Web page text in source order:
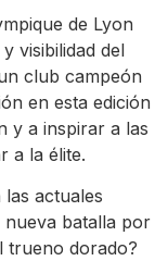
de Lyon
visibilidad del
club campeón
en esta edición
y a inspirar a las
a la élite.
actuales
nueva batalla por
trueno dorado?